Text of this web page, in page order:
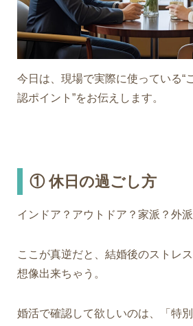
今日は、現場で実際に使っている“
認ポイント”をお伝えします。
①休日の過ごし方
インドア？アウトドア？家派？外派
ここが真逆だと、結婚後のストレ
想像出来ちゃう。
婚活で確認して欲しいのは、「特